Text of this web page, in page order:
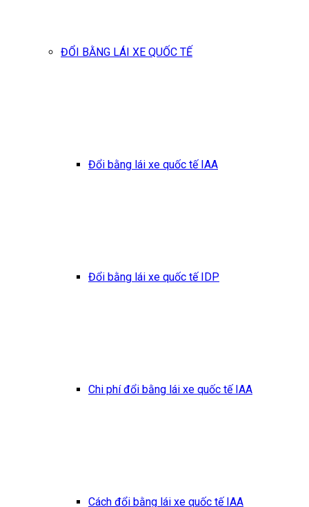
ĐỔI BẰNG LÁI XE QUỐC TẾ
Đổi bằng lái xe quốc tế IAA
Đổi bằng lái xe quốc tế IDP
Chi phí đổi bằng lái xe quốc tế IAA
Cách đổi bằng lái xe quốc tế IAA